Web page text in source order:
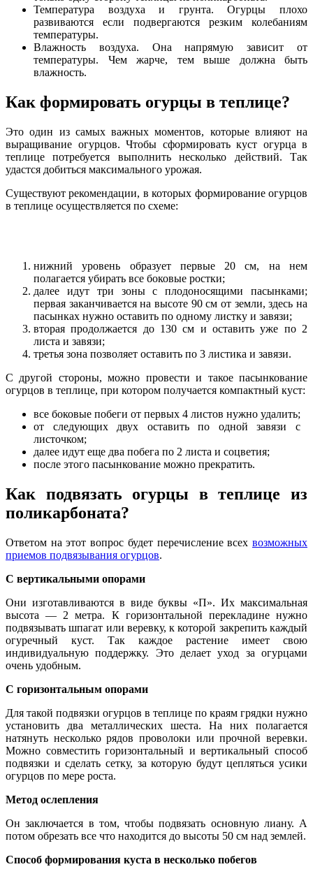
Температура воздуха и грунта. Огурцы плохо
развиваются если подвергаются резким колебаниям
температуры.
Влажность воздуха. Она напрямую зависит от
температуры. Чем жарче, тем выше должна быть
влажность.
Как формировать огурцы в теплице?
Это один из самых важных моментов, которые влияют на
выращивание огурцов. Чтобы сформировать куст огурца в
теплице потребуется выполнить несколько действий. Так
удастся добиться максимального урожая.
Существуют рекомендации, в которых формирование огурцов
в теплице осуществляется по схеме:
нижний уровень образует первые 20 см, на нем
полагается убирать все боковые ростки;
далее идут три зоны с плодоносящими пасынками;
первая заканчивается на высоте 90 см от земли, здесь на
пасынках нужно оставить по одному листку и завязи;
вторая продолжается до 130 см и оставить уже по 2
листа и завязи;
третья зона позволяет оставить по 3 листика и завязи.
С другой стороны, можно провести и такое пасынкование
огурцов в теплице, при котором получается компактный куст:
все боковые побеги от первых 4 листов нужно удалить;
от следующих двух оставить по одной завязи с
листочком;
далее идут еще два побега по 2 листа и соцветия;
после этого пасынкование можно прекратить.
Как подвязать огурцы в теплице из
поликарбоната?
Ответом на этот вопрос будет перечисление всех возможных
приемов подвязывания огурцов.
С вертикальными опорами
Они изготавливаются в виде буквы «П». Их максимальная
высота — 2 метра. К горизонтальной перекладине нужно
подвязывать шпагат или веревку, к которой закрепить каждый
огуречный куст. Так каждое растение имеет свою
индивидуальную поддержку. Это делает уход за огурцами
очень удобным.
С горизонтальным опорами
Для такой подвязки огурцов в теплице по краям грядки нужно
установить два металлических шеста. На них полагается
натянуть несколько рядов проволоки или прочной веревки.
Можно совместить горизонтальный и вертикальный способ
подвязки и сделать сетку, за которую будут цепляться усики
огурцов по мере роста.
Метод ослепления
Он заключается в том, чтобы подвязать основную лиану. А
потом обрезать все что находится до высоты 50 см над землей.
Способ формирования куста в несколько побегов